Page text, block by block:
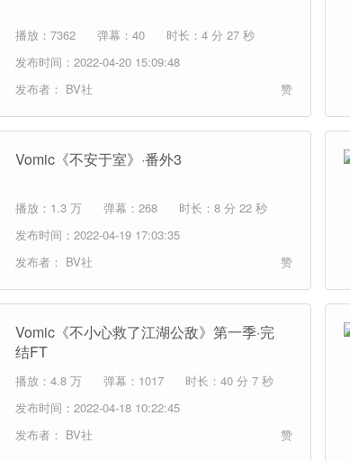
播放：7362 弹幕：40
时长：4 分 27 秒
发布时间：2022-04-20 15:09:48
发布者： BV社 赞
Vomic《不安于室》·番外3
播放：1.3 万 弹幕：268
时长：8 分 22 秒
发布时间：2022-04-19 17:03:35
发布者： BV社 赞
Vomic《不小心救了江湖公敌》第一季·完
结FT
播放：4.8 万 弹幕：1017
时长：40 分 7 秒
发布时间：2022-04-18 10:22:45
发布者： BV社 赞